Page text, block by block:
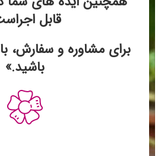
قابل
برای مشاوره و سفارش،
باشید.»